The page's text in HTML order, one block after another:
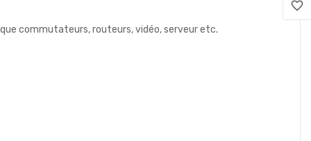
favorite_border
commutateurs, routeurs, vidéo, serveur etc.